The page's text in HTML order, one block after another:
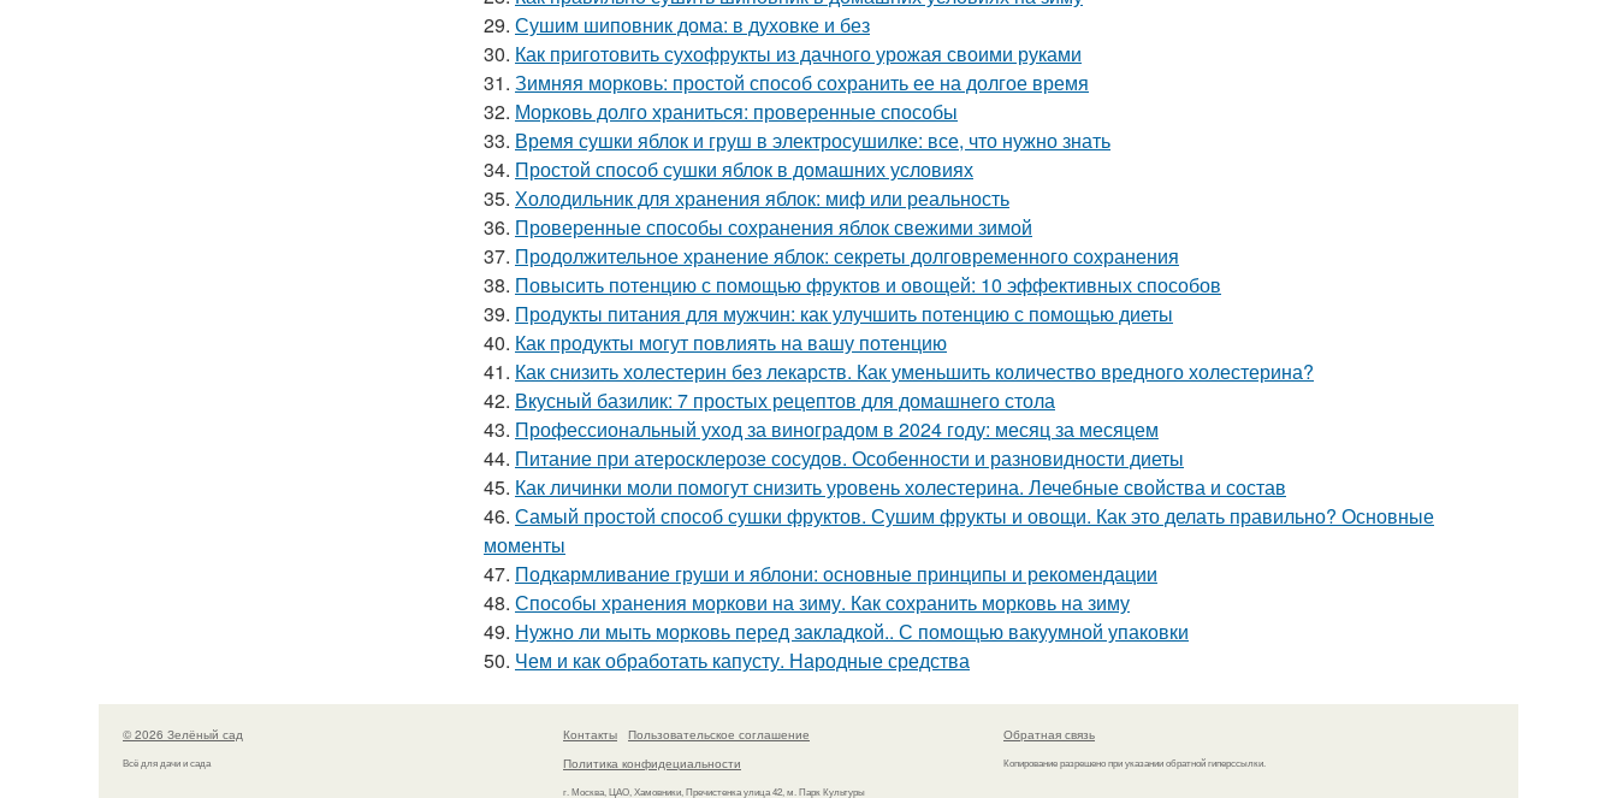
29. Сушим шиповник дома: в духовке и без
30. Как приготовить сухофрукты из дачного урожая своими руками
31. Зимняя морковь: простой способ сохранить ее на долгое время
32. Морковь долго храниться: проверенные способы
33. Время сушки яблок и груш в электросушилке: все, что нужно знать
34. Простой способ сушки яблок в домашних условиях
35. Холодильник для хранения яблок: миф или реальность
36. Проверенные способы сохранения яблок свежими зимой
37. Продолжительное хранение яблок: секреты долговременного сохранения
38. Повысить потенцию с помощью фруктов и овощей: 10 эффективных способов
39. Продукты питания для мужчин: как улучшить потенцию с помощью диеты
40. Как продукты могут повлиять на вашу потенцию
41. Как снизить холестерин без лекарств. Как уменьшить количество вредного холестерина?
42. Вкусный базилик: 7 простых рецептов для домашнего стола
43. Профессиональный уход за виноградом в 2024 году: месяц за месяцем
44. Питание при атеросклерозе сосудов. Особенности и разновидности диеты
45. Как личинки моли помогут снизить уровень холестерина. Лечебные свойства и состав
46. Самый простой способ сушки фруктов. Сушим фрукты и овощи. Как это делать правильно? Основные
моменты
47. Подкармливание груши и яблони: основные принципы и рекомендации
48. Способы хранения моркови на зиму. Как сохранить морковь на зиму
49. Нужно ли мыть морковь перед закладкой.. С помощью вакуумной упаковки
50. Чем и как обработать капусту. Народные средства
© 2026 Зелёный сад
Всё для дачи и сада
Контакты
Пользовательское соглашение
Политика конфидециальности
г. Москва, ЦАО, Хамовники, Пречистенка улица 42, м. Парк Культуры
Обратная связь
Копирование разрешено при указании обратной гиперссылки.